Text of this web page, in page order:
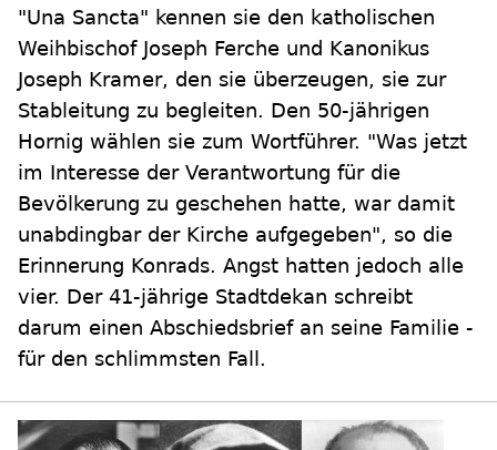
"Una Sancta" kennen sie den katholischen
Weihbischof Joseph Ferche und Kanonikus
Joseph Kramer, den sie überzeugen, sie zur
Stableitung zu begleiten. Den 50-jährigen
Hornig wählen sie zum Wortführer. "Was jetzt
im Interesse der Verantwortung für die
Bevölkerung zu geschehen hatte, war damit
unabdingbar der Kirche aufgegeben", so die
Erinnerung Konrads. Angst hatten jedoch alle
vier. Der 41-jährige Stadtdekan schreibt
darum einen Abschiedsbrief an seine Familie -
für den schlimmsten Fall.